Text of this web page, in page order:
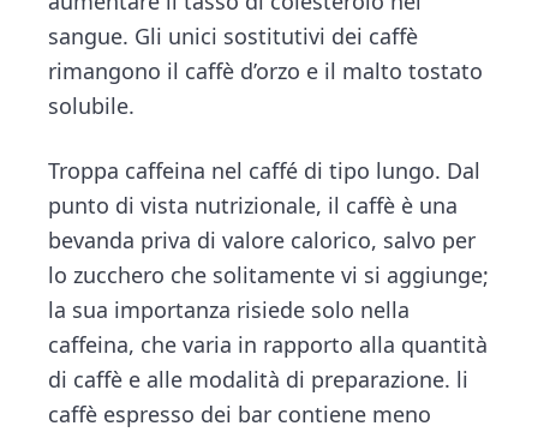
sangue. Gli unici sostitutivi dei caffè
rimangono il caffè d’orzo e il malto tostato
solubile.
Troppa caffeina nel caffé di tipo lungo. Dal
punto di vista nutrizionale, il caffè è una
bevanda priva di valore calorico, salvo per
lo zucchero che solitamente vi si aggiunge;
la sua importanza risiede solo nella
caffeina, che varia in rapporto alla quantità
di caffè e alle modalità di preparazione. li
caffè espresso dei bar contiene meno